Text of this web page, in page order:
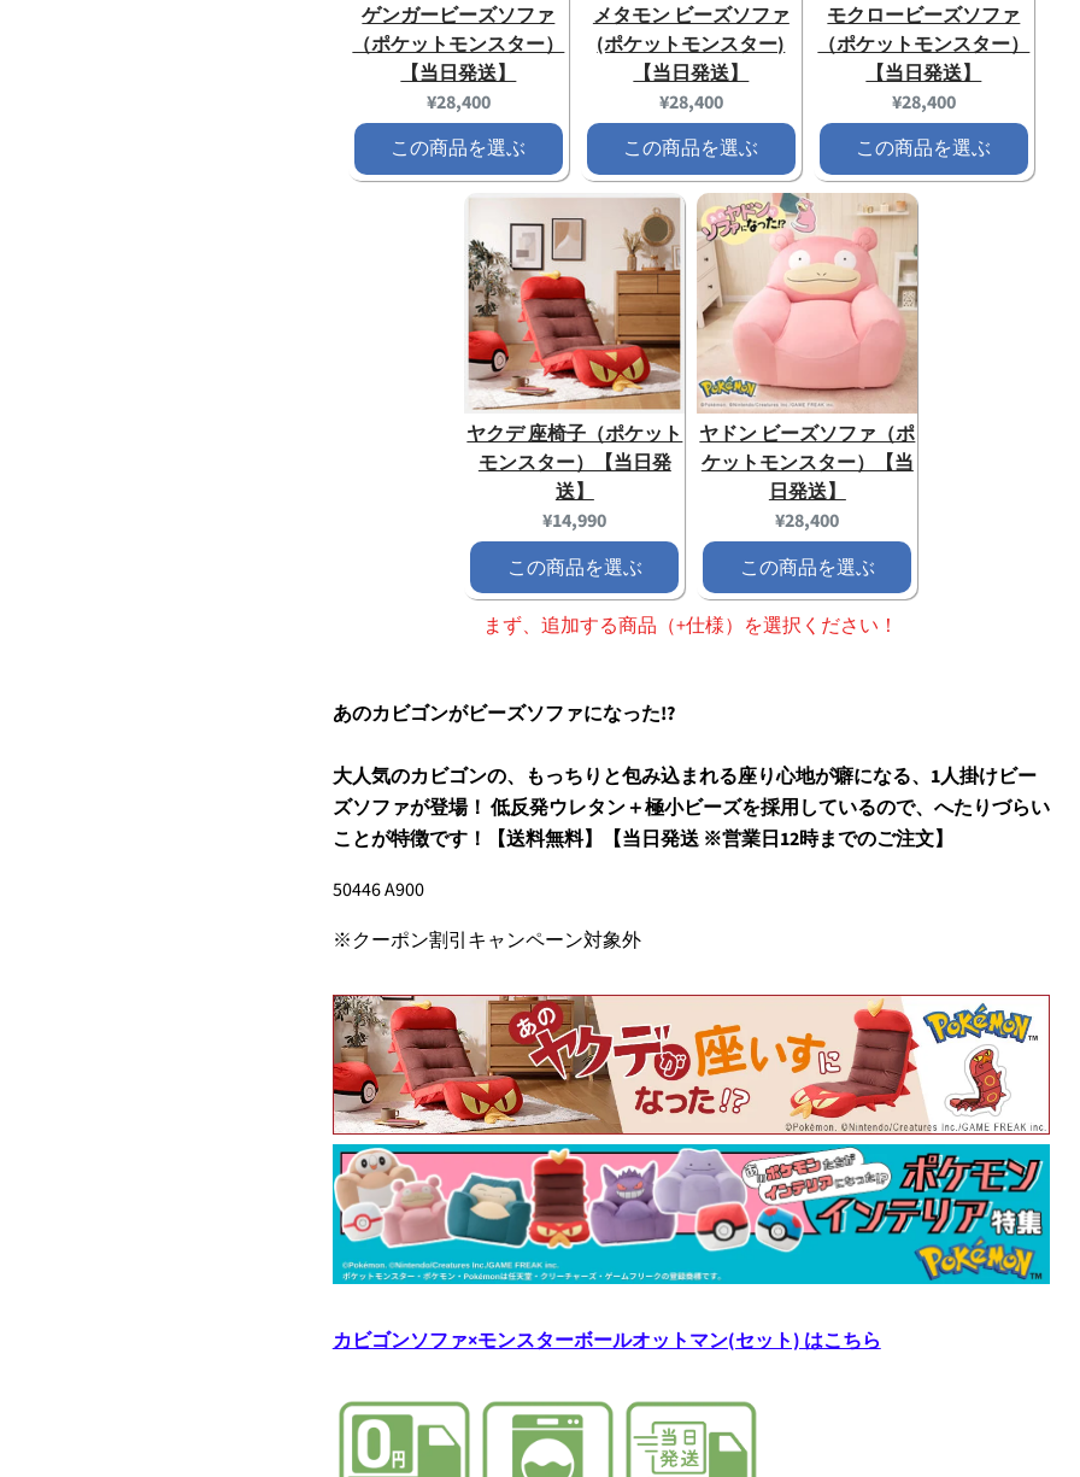
ゲンガービーズソファ
（ポケットモンスター）
【当日発送】
Current
price:
¥28,400
この商品を選ぶ
メタモン ビーズソファ
(ポケットモンスター)
【当日発送】
Current
price:
¥28,400
この商品を選ぶ
モクロービーズソファ
（ポケットモンスター）
【当日発送】
Current
price:
¥28,400
この商品を選ぶ
ヤクデ 座椅子（ポケット
モンスター）【当日発
送】
Current
price:
¥14,990
この商品を選ぶ
ヤドン ビーズソファ（ポ
ケットモンスター）【当
日発送】
Current
price:
¥28,400
この商品を選ぶ
まず、追加する商品（+仕様）を選択ください！
あのカビゴンがビーズソファになった!?
大人気のカビゴンの、もっちりと包み込まれる座り心地が癖になる、1人掛けビー
ズソファが登場！ 低反発ウレタン＋極小ビーズを採用しているので、へたりづらい
ことが特徴です！【送料無料】【当日発送 ※営業日12時までのご注文】
50446A900
※クーポン割引キャンペーン対象外
カビゴンソファ×モンスターボールオットマン(セット) はこちら